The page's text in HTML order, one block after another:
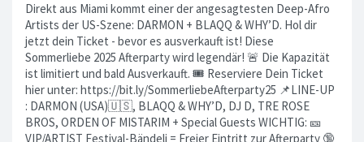
Direkt aus Miami kommt einer der angesagtesten Deep-Afro
Artists der US-Szene: DARMON + BLAQQ & WHY’D. Hol dir
jetzt dein Ticket - bevor es ausverkauft ist! Diese
Sommerliebe 2025 Afterparty wird legendär! 🚨 Die Kapazität
ist limitiert und bald Ausverkauft. 🎟 Reserviere Dein Ticket
hier unter: https://bit.ly/SommerliebeAfterparty25 📌LINE-UP
: DARMON (USA)🇺🇸, BLAQQ & WHY’D, DJ D, TRE ROSE
BROS, ORDEN OF MISTARIM + Special Guests WICHTIG: 🎫
VIP/ARTIST Festival-Bändeli = Freier Eintritt zur Afterparty 🔞